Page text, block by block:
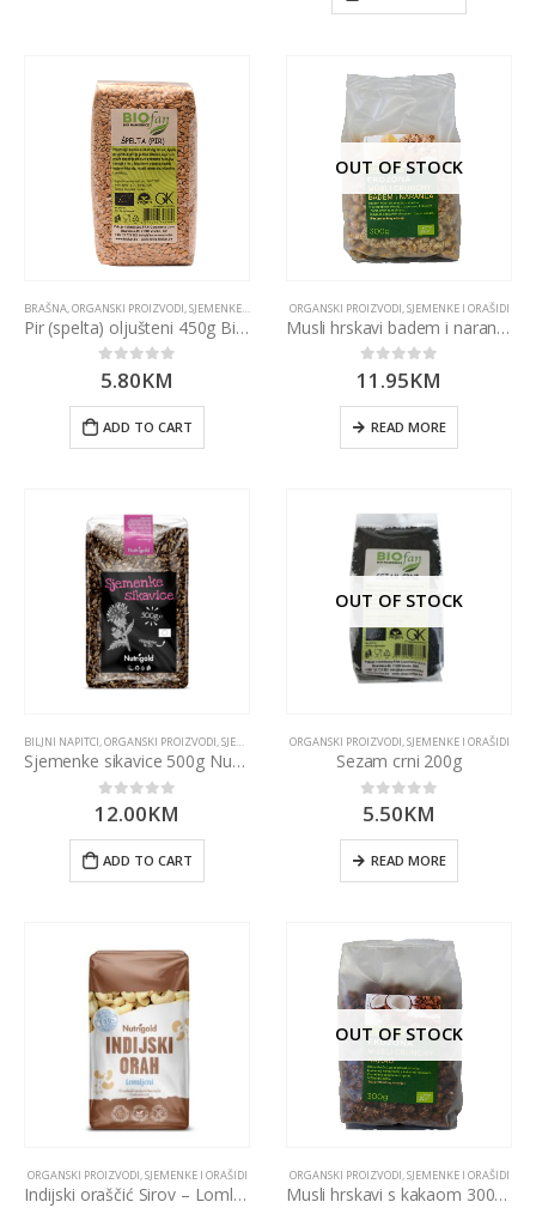
BRAŠNA,ORGANSKI PROIZVODI,SJEMENKE I ORAŠIDI
Pir (spelta) oljušteni 450g Biofan
0out of 5
5.80KM
ADD TO CART
OUT OF STOCK
ORGANSKI PROIZVODI,SJEMENKE I ORAŠIDI
Musli hrskavi badem i naranča 300g Ekozona
0 out of 5
11.95KM
READ MORE
BILJNI NAPITCI,ORGANSKI PROIZVODI,SJEMENKE I ORAŠIDI
Sjemenke sikavice 500g Nutrigold
0 out of 5
12.00KM
ADD TO CART
OUT OF STOCK
ORGANSKI PROIZVODI,SJEMENKE I ORAŠIDI
Sezam crni 200g
0out of 5
5.50KM
READ MORE
ORGANSKI PROIZVODI,SJEMENKE I ORAŠIDI
Indijski oraščić Sirov – Lomljeni 750g Nutrigold
OUT OF STOCK
ORGANSKI PROIZVODI,SJEMENKE I ORAŠIDI
Musli hrskavi s kakaom 300g Ekozona